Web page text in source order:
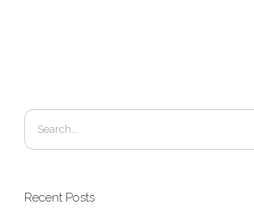
Search
for:
Recent Posts